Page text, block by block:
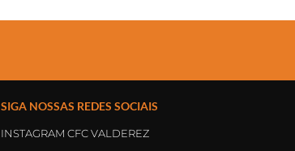
SIGA NOSSAS REDES SOCIAIS
INSTAGRAM CFC VALDEREZ